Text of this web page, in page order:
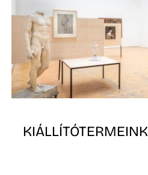
KIÁLLÍTÓTERMEINK